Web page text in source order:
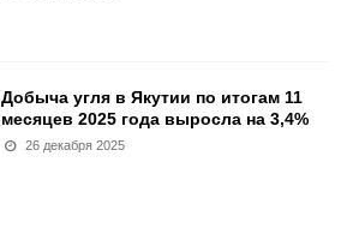
Добыча угля в Якутии по итогам 11
месяцев 2025 года выросла на 3,4%
26 декабря 2025